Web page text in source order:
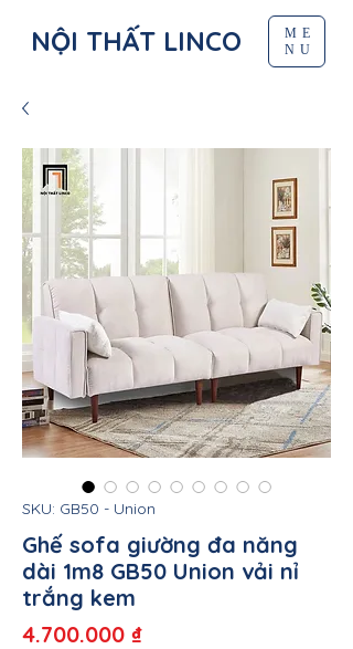
NỘI THẤT LINCO
ME
NU
SKU: GB50 - Union
Ghế sofa giường đa năng
dài 1m8 GB50 Union vải nỉ
trắng kem
4.700.000 ₫Giá